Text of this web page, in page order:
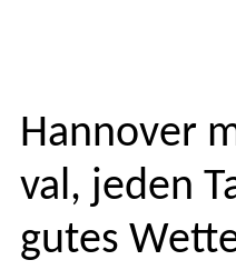
Han­nover
val, jeden
gutes